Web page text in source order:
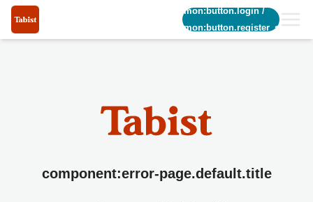
common:button.login/
common:button.register_short
component:error-page.default.title